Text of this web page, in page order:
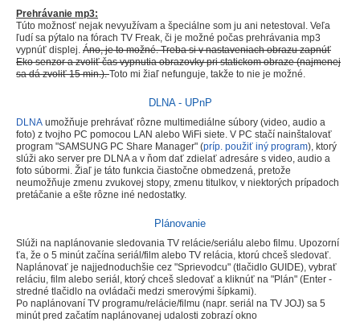
Prehrávanie mp3:
Túto možnosť nejak nevyužívam a špeciálne som ju ani netestoval. Veľa
ľudí sa pýtalo na fórach TV Freak, či je možné počas prehrávania mp3
vypnúť displej. Áno, je to možné. Treba si v nastaveniach obrazu zapnúť
Eko senzor a zvoliť čas vypnutia obrazovky pri statickom obraze (najmenej
sa dá zvoliť 15 min.).Toto mi žiaľ nefunguje, takže to nie je možné.
DLNA - UPnP
DLNA umožňuje prehrávať rôzne multimediálne súbory (video, audio a
foto) z tvojho PC pomocou LAN alebo WiFi siete. V PC stačí nainštalovať
program "SAMSUNG PC Share Manager" (príp. použiť iný program), ktorý
slúži ako server pre DLNA a v ňom dať zdielať adresáre s video, audio a
foto súbormi. Žiaľ je táto funkcia čiastočne obmedzená, pretože
neumožňuje zmenu zvukovej stopy, zmenu titulkov, v niektorých prípadoch
pretáčanie a ešte rôzne iné nedostatky.
Plánovanie
Slúži na naplánovanie sledovania TV relácie/seriálu alebo filmu. Upozorní
ťa, že o 5 minút začína seriál/film alebo TV relácia, ktorú chceš sledovať.
Naplánovať je najjednoduchšie cez "Sprievodcu" (tlačidlo GUIDE), vybrať
reláciu, film alebo seriál, ktorý chceš sledovať a kliknúť na "Plán" (Enter -
stredné tlačidlo na ovládači medzi smerovými šípkami).
Po naplánovaní TV programu/relácie/filmu (napr. seriál na TV JOJ) sa 5
minút pred začatím naplánovanej udalosti zobrazí okno